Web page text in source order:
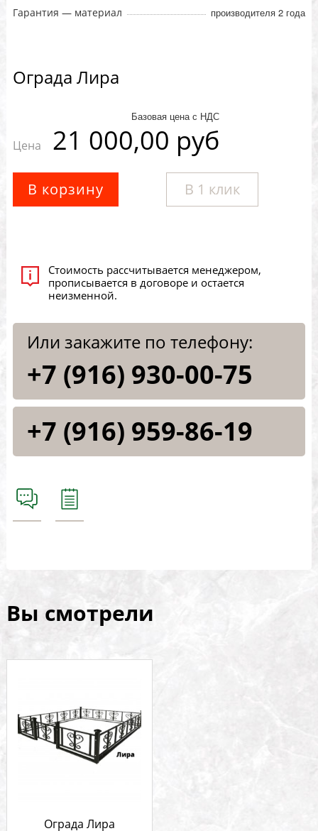
Гарантия — материал
производителя 2 года
Ограда Лира
Базовая цена с НДС
Цена 21 000,00 руб
В 1 клик
Стоимость рассчитывается менеджером,
прописывается в договоре и остается
неизменной.
Или закажите по телефону:
+7 (916) 930-00-75
+7 (916) 959-86-19
Вы смотрели
Ограда Лира